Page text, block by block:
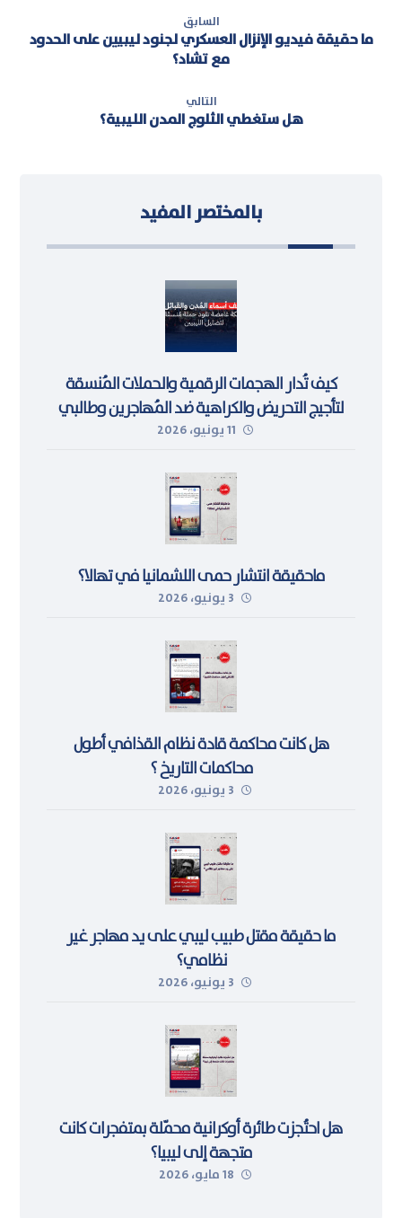
السابق
ما حقيقة فيديو الإنزال العسكري لجنود ليبيين على الحدود
مع تشاد؟
التالي
هل ستغطي الثلوج المدن الليبية؟
بالمختصر المفيد
كيف تُدار الهجمات الرقمية والحملات المُنسقة
لتأجيج التحريض والكراهية ضد المُهاجرين وطالبي
اللجوء في ليبيا
11 يونيو، 2026
ماحقيقة انتشار حمى اللشمانيا في تهالا؟
3 يونيو، 2026
هل كانت محاكمة قادة نظام القذافي أطول
محاكمات التاريخ ؟
3 يونيو، 2026
ما حقيقة مقتل طبيب ليبي على يد مهاجر غير
نظامي؟
3 يونيو، 2026
هل احتُجزت طائرة أوكرانية محمّلة بمتفجرات كانت
متجهة إلى ليبيا؟
18 مايو، 2026